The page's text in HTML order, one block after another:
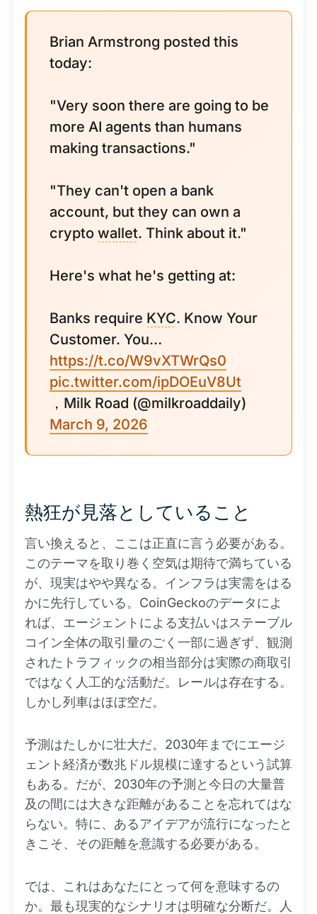
Brian Armstrong posted this
today:
"Very soon there are going to be
more AI agents than humans
making transactions."
"They can't open a bank
account, but they can own a
crypto wallet. Think about it."
Here's what he's getting at:
Banks require KYC. Know Your
Customer. You…
https://t.co/W9vXTWrQs0
pic.twitter.com/ipDOEuV8Ut
，Milk Road (@milkroaddaily)
March 9, 2026
熱狂が見落としていること
言い換えると、ここは正直に言う必要がある。
このテーマを取り巻く空気は期待で満ちている
が、現実はやや異なる。インフラは実需をはる
かに先行している。CoinGeckoのデータによ
れば、エージェントによる支払いはステーブル
コイン全体の取引量のごく一部に過ぎず、観測
されたトラフィックの相当部分は実際の商取引
ではなく人工的な活動だ。レールは存在する。
しかし列車はほぼ空だ。
予測はたしかに壮大だ。2030年までにエージ
ェント経済が数兆ドル規模に達するという試算
もある。だが、2030年の予測と今日の大量普
及の間には大きな距離があることを忘れてはな
らない。特に、あるアイデアが流行になったと
きこそ、その距離を意識する必要がある。
では、これはあなたにとって何を意味するの
か。最も現実的なシナリオは明確な分断だ。人